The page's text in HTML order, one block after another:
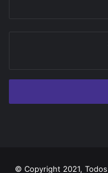
© Copyright 2021,